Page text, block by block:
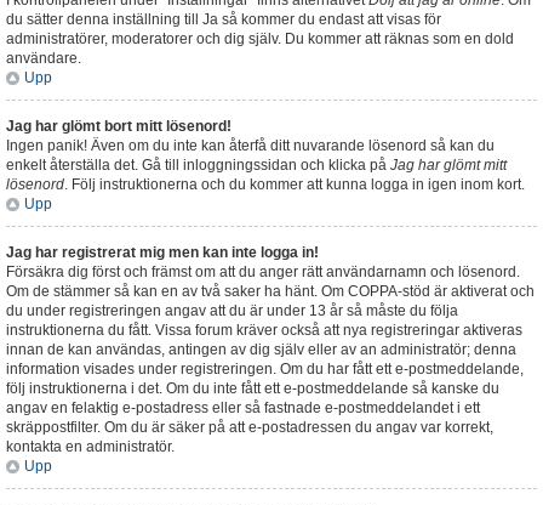
du sätter denna inställning till Ja så kommer du endast att visas för
administratörer, moderatorer och dig själv. Du kommer att räknas som en dold
användare.
Upp
Jag har glömt bort mitt lösenord!
Ingen panik! Även om du inte kan återfå ditt nuvarande lösenord så kan du
enkelt återställa det. Gå till inloggningssidan och klicka på Jag har glömt mitt
lösenord. Följ instruktionerna och du kommer att kunna logga in igen inom kort.
Upp
Jag har registrerat mig men kan inte logga in!
Försäkra dig först och främst om att du anger rätt användarnamn och lösenord.
Om de stämmer så kan en av två saker ha hänt. Om COPPA-stöd är aktiverat och
du under registreringen angav att du är under 13 år så måste du följa
instruktionerna du fått. Vissa forum kräver också att nya registreringar aktiveras
innan de kan användas, antingen av dig själv eller av an administratör; denna
information visades under registreringen. Om du har fått ett e-postmeddelande,
följ instruktionerna i det. Om du inte fått ett e-postmeddelande så kanske du
angav en felaktig e-postadress eller så fastnade e-postmeddelandet i ett
skräppostfilter. Om du är säker på att e-postadressen du angav var korrekt,
kontakta en administratör.
Upp